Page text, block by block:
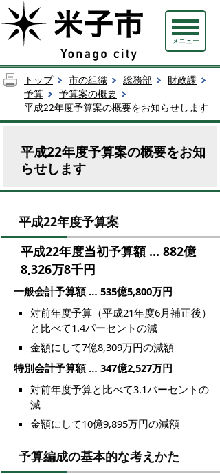
メニュー
トップ 市の組織 総務部
財政課
予算
予算案の概要
平成22年度予算案の概要をお知らせします
平成22年度予算案の概要をお知
らせします
平成22年度予算案
平成22年度当初予算額 … 882億
8,326万8千円
一般会計予算額 … 535億5,800万円
対前年度予算（平成21年度6月補正後）
と比べて1.4パーセントの減
金額にして7億8,309万円の減額
特別会計予算額 … 347億2,527万円
対前年度予算と比べて3.1パーセントの
減
金額にして10億9,895万円の減額
予算編成の基本的な考えかた